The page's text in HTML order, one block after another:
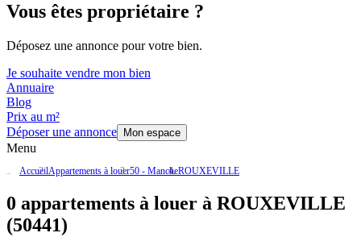
Vous êtes propriétaire ?
Déposez une annonce pour votre bien.
Je souhaite vendre mon bien
Annuaire
Blog
Prix au m²
Déposer une annonce
Mon espace
Menu
AccueilAppartements à louer50 - MancheROUXEVILLE
0 appartements à louer à ROUXEVILLE
(50441)